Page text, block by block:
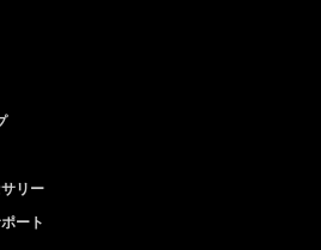
リー
ート